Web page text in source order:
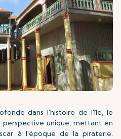
dans l'histoire de l'île, le
unique, mettant en
à l'époque de la piraterie.